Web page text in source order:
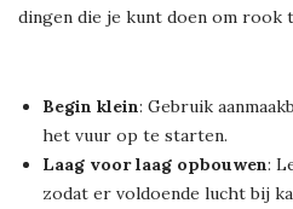
dingen die je kunt doen om rook
Begin klein: Gebruik
het vuur op te starten.
Laag voor laag opbouwen:
zodat er voldoende lucht bij